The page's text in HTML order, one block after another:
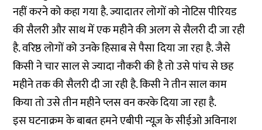
नहीं करने को कहा गया है. ज्यादातर लोगों को नोटिस पीरियड
की सैलरी और साथ में एक महीने की अलग से सैलरी दी जा रही
है. वरिष्ठ लोगों को उनके हिसाब से पैसा दिया जा रहा है. जैसे
किसी ने चार साल से ज्यादा नौकरी की है तो उसे पांच से छह
महीने तक की सैलरी दी जा रही है. किसी ने तीन साल काम
किया तो उसे तीन महीने प्लस वन करके दिया जा रहा है.
इस घटनाक्रम के बाबत हमने एबीपी न्यूज़ के सीईओ अविनाश